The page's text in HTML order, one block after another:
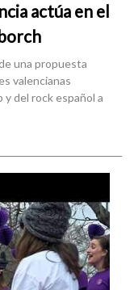
actúa en el
una propuesta
valencianas
del rock español a